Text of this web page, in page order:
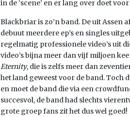
in de ‘scene’ en er lang over doet
Blackbriar is zo’n band. De uit Assen
debuut meerdere ep’s en singles
regelmatig professionele video’s uit
video’s bijna meer dan vijf miljoen
Eternity, die is zelfs meer dan
het land geweest voor de band.
en moet de band die via een
succesvol, de band had slechts
grote groep fans zit het dus wel goed!